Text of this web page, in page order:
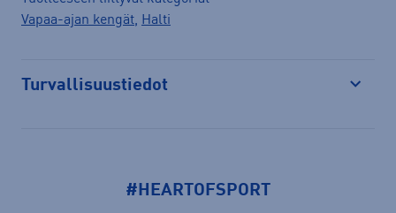
Vapaa-ajan kengät, Halti
Turvallisuustiedot
#HEARTOFSPORT